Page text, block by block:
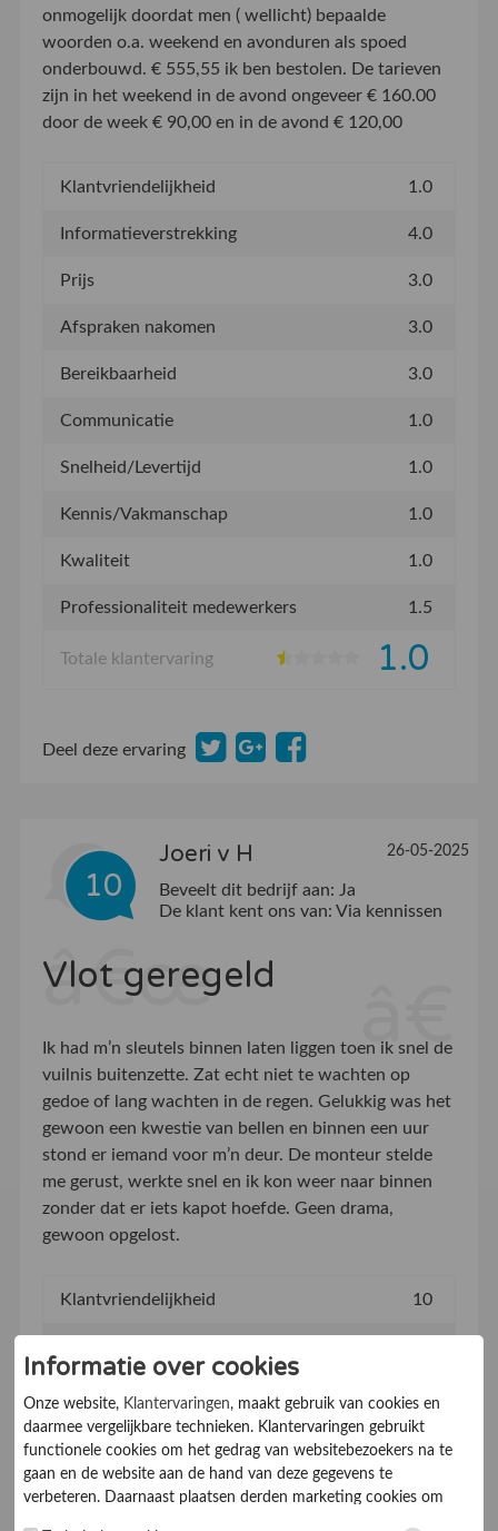
onmogelijk doordat men ( wellicht) bepaalde
woorden o.a. weekend en avonduren als spoed
onderbouwd. € 555,55 ik ben bestolen. De tarieven
zijn in het weekend in de avond ongeveer € 160.00
door de week € 90,00 en in de avond € 120,00
Klantvriendelijkheid 1.0
Informatieverstrekking 4.0
Prijs 3.0
Afspraken nakomen 3.0
Bereikbaarheid 3.0
Communicatie 1.0
Snelheid/Levertijd 1.0
Kennis/Vakmanschap 1.0
Kwaliteit 1.0
Professionaliteit medewerkers 1.5
Totale klantervaring 1.0
Deel deze ervaring
10
Joeri v H 26-05-2025
Beveelt dit bedrijf aan: Ja
De klant kent ons van: Via kennissen
Vlot geregeld
Ik had m’n sleutels binnen laten liggen toen ik snel de
vuilnis buitenzette. Zat echt niet te wachten op
gedoe of lang wachten in de regen. Gelukkig was het
gewoon een kwestie van bellen en binnen een uur
stond er iemand voor m’n deur. De monteur stelde
me gerust, werkte snel en ik kon weer naar binnen
zonder dat er iets kapot hoefde. Geen drama,
gewoon opgelost.
Klantvriendelijkheid 10
Prijs
Afspraken nakomen
Bereikbaarheid
Informatie over cookies
Onze website, Klantervaringen, maakt gebruik van cookies en
daarmee vergelijkbare technieken. Klantervaringen gebruikt
functionele cookies om het gedrag van websitebezoekers na te
gaan en de website aan de hand van deze gegevens te
verbeteren. Daarnaast plaatsen derden marketing cookies om